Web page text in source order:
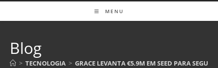
MENU
Blog
> TECNOLOGIA > GRACE LEVANTA €5.9M EM SEED PARA